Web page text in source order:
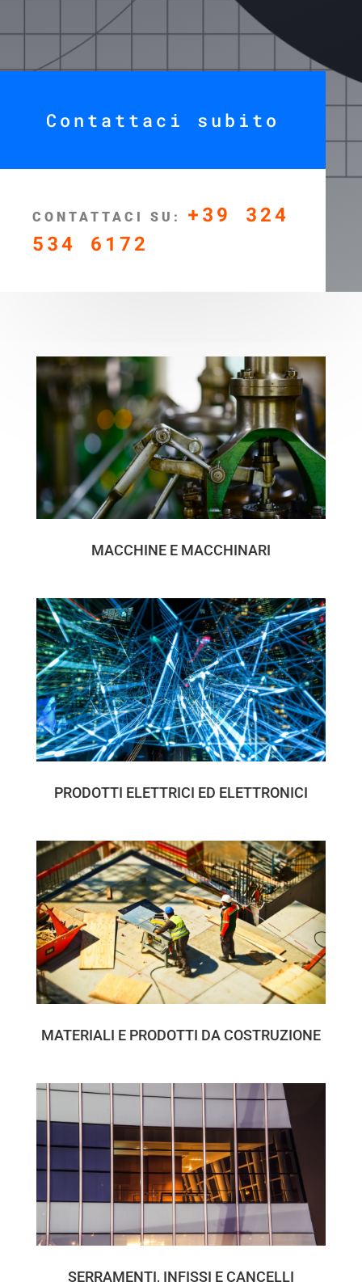
Contattaci subito
CONTATTACI SU: +39 324
534 6172
MACCHINE E MACCHINARI
PRODOTTI ELETTRICI ED ELETTRONICI
MATERIALI E PRODOTTI DA COSTRUZIONE
SERRAMENTI, INFISSI E CANCELLI